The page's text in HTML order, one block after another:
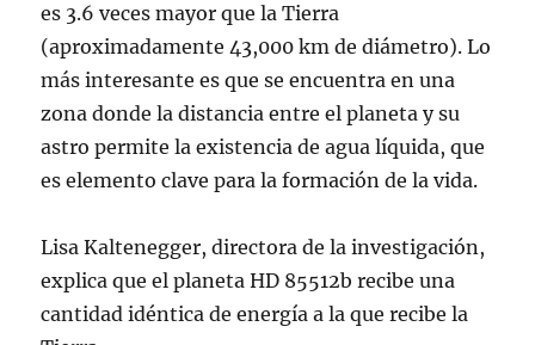
es 3.6 veces mayor que la Tierra
(aproximadamente 43,000 km de diámetro). Lo
más interesante es que se encuentra en una
zona donde la distancia entre el planeta y su
astro permite la existencia de agua líquida, que
es elemento clave para la formación de la vida.
Lisa Kaltenegger, directora de la investigación,
explica que el planeta HD 85512b recibe una
cantidad idéntica de energía a la que recibe la